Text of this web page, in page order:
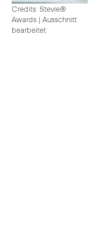
Credits: Stevie®
Awards | Ausschnitt
bearbeitet